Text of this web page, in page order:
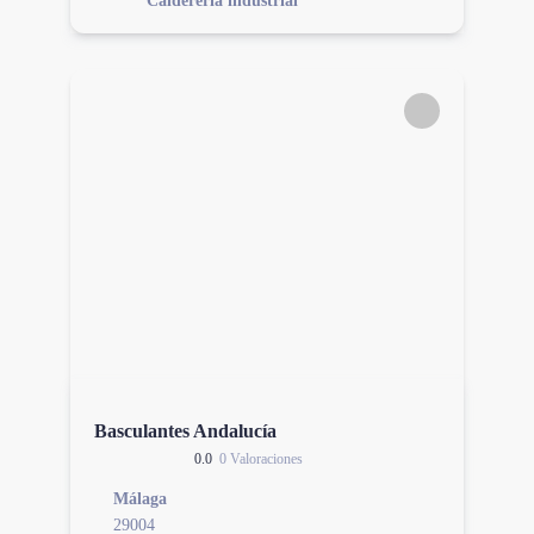
Basculantes Andalucía
0.0 0 Valoraciones
Málaga
29004